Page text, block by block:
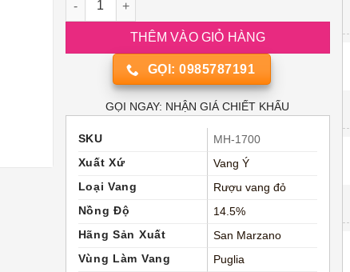
THÊM VÀO GIỎ HÀNG
GỌI: 0985787191
GỌI NGAY: NHẬN GIÁ CHIẾT KHẤU
SKU
MH-1700
Xuất Xứ
Vang Ý
Loại Vang
Rượu vang đỏ
Nồng Độ
14.5%
Hãng Sản Xuất
San Marzano
Vùng Làm Vang
Puglia